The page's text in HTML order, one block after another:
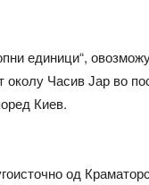
единици“,
околу Часив Јар во
Киев.
од